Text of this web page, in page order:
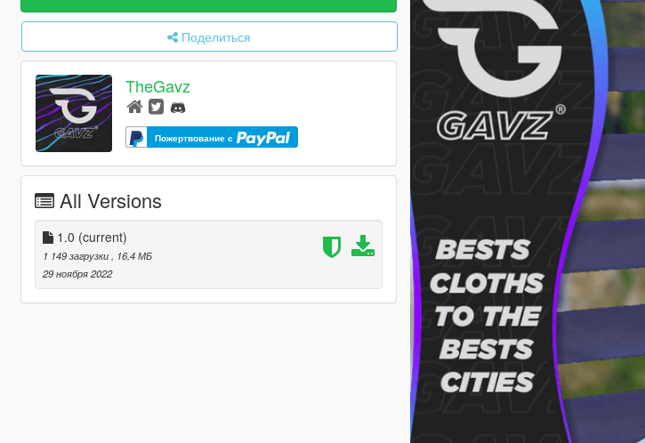
Поделиться
TheGavz
Пожертвование с
All Versions
1.0 (current)
1 149 загрузки
, 16,4 МБ
29 ноября 2022